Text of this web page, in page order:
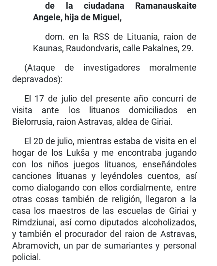
de la ciudadana Ramanauskaite
Angele, hija de Miguel,
dom. en la RSS de Lituania, raion de
Kaunas, Raudondvaris, calle Pakalnes, 29.
(Ataque de investigadores moralmente
depravados):
El 17 de julio del presente año concurrí de
visita ante los lituanos domiciliados en
Bielorrusia, raion Astravas, aldea de Giriai.
El 20 de julio, mientras estaba de visita en el
hogar de los Lukša y me encontraba jugando
con los niños juegos lituanos, enseñándoles
canciones lituanas y leyéndoles cuentos, así
como dialogando con ellos cordialmente, entre
otras cosas también de religión, llegaron a la
casa los maestros de las escuelas de Giriai y
Rimdziunai, así como diputados alcoholiza­dos,
y también el procurador del raion de Astravas,
Abramovich, un par de sumariantes y personal
policial.